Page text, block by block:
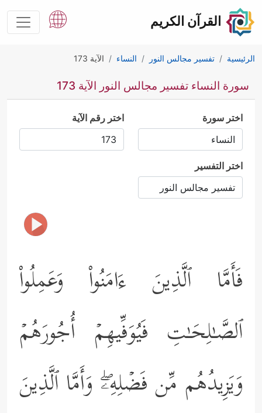
القرآن الكريم
الرئيسية تفسير مجالس النور النساء الآية 173
سورة النساء تفسير مجالس النور الآية 173
اختر سورة اختر رقم الآية
اختر التفسير
فَأَمَّا ٱلَّذِینَ ءَامَنُواْ وَعَمِلُواْ
ٱلصَّـٰلِحَـٰتِ فَیُوَفِّیهِمۡ أُجُورَهُمۡ
وَیَزِیدُهُم مِّن فَضۡلِهِۦۖ وَأَمَّا ٱلَّذِینَ